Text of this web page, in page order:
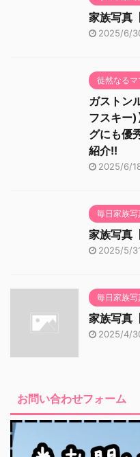
家族写真
2025/6/
徒然なる
ガストン
フスキー)
グにも優
紹介!!
2025/6/
毎日家族写
家族写真
2025/5/
毎日家族写
家族写真
2025/4/
お問い合わせフォーム